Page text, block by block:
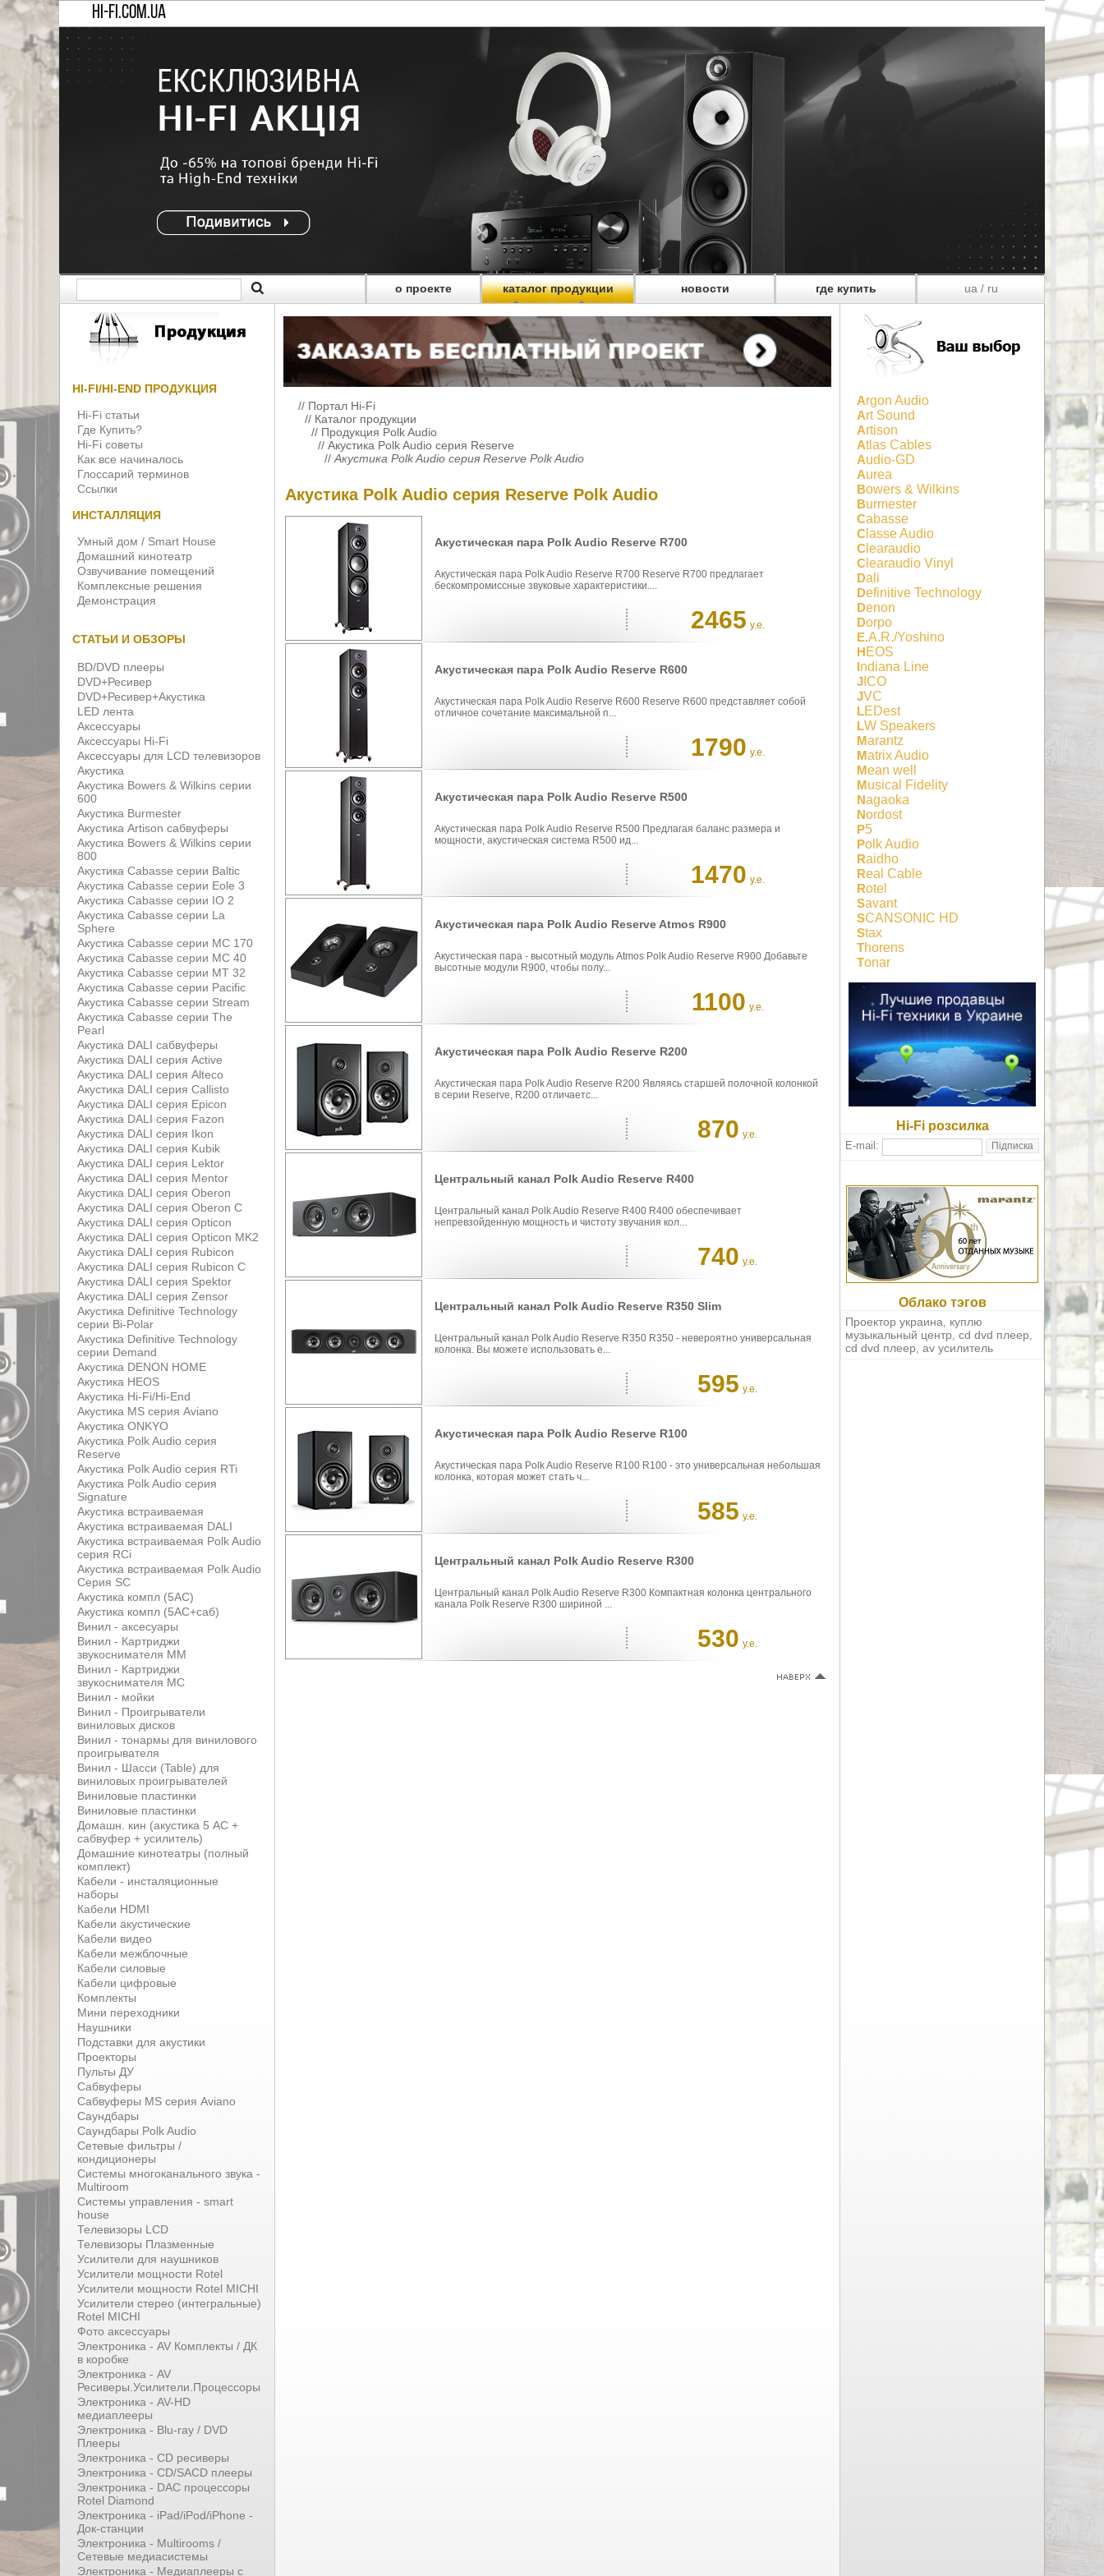
HI-FI.COM.UA
о проекте каталог продукции новости где купить ua/ ru
HI-FI/HI-END ПРОДУКЦИЯ
Hi-Fi статьи
Где Купить?
Hi-Fi советы
Как все начиналось
Глоссарий терминов
Ссылки
ИНСТАЛЛЯЦИЯ
Умный дом / Smart House
Домашний кинотеатр
Озвучивание помещений
Комплексные решения
Демонстрация
СТАТЬИ И ОБЗОРЫ
BD/DVD плееры
DVD+Ресивер
DVD+Ресивер+Акустика
LED лента
Аксессуары
Аксессуары Hi-Fi
Аксессуары для LCD телевизоров
Акустика
Акустика Bowers & Wilkins серии
600
Акустика Burmester
Акустика Artison сабвуферы
Акустика Bowers & Wilkins серии
800
Акустика Cabasse серии Baltic
Акустика Cabasse серии Eole 3
Акустика Cabasse серии IO 2
Акустика Cabasse серии La
Sphere
Акустика Cabasse серии MC 170
Акустика Cabasse серии MC 40
Акустика Cabasse серии MT 32
Акустика Cabasse серии Pacific
Акустика Cabasse серии Stream
Акустика Cabasse серии The
Pearl
Акустика DALI сабвуферы
Акустика DALI серия Active
Акустика DALI серия Alteco
Акустика DALI серия Callisto
Акустика DALI серия Epicon
Акустика DALI серия Fazon
Акустика DALI серия Ikon
Акустика DALI серия Kubik
Акустика DALI серия Lektor
Акустика DALI серия Mentor
Акустика DALI серия Oberon
Акустика DALI серия Oberon С
Акустика DALI серия Opticon
Акустика DALI серия Opticon MK2
Акустика DALI серия Rubicon
Акустика DALI серия Rubicon С
Акустика DALI серия Spektor
Акустика DALI серия Zensor
Акустика Definitive Technology
серии Bi-Polar
Акустика Definitive Technology
серии Demand
Акустика DENON HOME
Акустика HEOS
Акустика Hi-Fi/Hi-End
Акустика MS серия Aviano
Акустика ONKYO
Акустика Polk Audio серия
Reserve
Акустика Polk Audio серия RTi
Акустика Polk Audio серия
Signature
Акустика встраиваемая
Акустика встраиваемая DALI
Акустика встраиваемая Polk Audio
серия RCi
Акустика встраиваемая Polk Audio
Серия SC
Акустика компл (5АС)
Акустика компл (5АС+саб)
Винил - аксесуары
Винил - Картриджи
звукоснимателя MM
Винил - Картриджи
звукоснимателя MС
Винил - мойки
Винил - Проигрыватели
виниловых дисков
Винил - тонармы для винилового
проигрывателя
Винил - Шасси (Table) для
виниловых проигрывателей
Виниловые пластинки
Виниловые пластинки
Домашн. кин (акустика 5 АС +
сабвуфер + усилитель)
Домашние кинотеатры (полный
комплект)
Кабели - инсталяционные
наборы
Кабели HDMI
Кабели акустические
Кабели видео
Кабели межблочные
Кабели силовые
Кабели цифровые
Комплекты
Мини переходники
Наушники
Подставки для акустики
Проекторы
Пульты ДУ
Сабвуферы
Сабвуферы MS серия Aviano
Саундбары
Саундбары Polk Audio
Сетевые фильтры /
кондиционеры
Системы многоканального звука -
Multiroom
Системы управления - smart
house
Телевизоры LCD
Телевизоры Плазменные
Усилители для наушников
Усилители мощности Rotel
Усилители мощности Rotel MICHI
Усилители стерео (интегральные)
Rotel MICHI
Фото аксессуары
Электроника - AV Комплекты / ДК
в коробке
Электроника - AV
Ресиверы.Усилители.Процессоры
Электроника - AV-HD
медиаплееры
Электроника - Blu-ray / DVD
Плееры
Электроника - CD ресиверы
Электроника - CD/SACD плееры
Электроника - DAC процессоры
Rotel Diamond
Электроника - iPad/iPod/iPhone -
Док-станции
Электроника - Multirooms /
Сетевые медиасистемы
Электроника - Медиаплееры с
// Портал Hi-Fi
// Каталог продукции
// Продукция Polk Audio
// Акустика Polk Audio серия Reserve
// Акустика Polk Audio серия Reserve Polk Audio
Акустика Polk Audio серия Reserve Polk Audio
Акустическая пара Polk Audio Reserve R700
Акустическая пара Polk Audio Reserve R700 Reserve R700 предлагает
бескомпромиссные звуковые характеристики....
2465 у.е.
Акустическая пара Polk Audio Reserve R600
Акустическая пара Polk Audio Reserve R600 Reserve R600 представляет собой
отличное сочетание максимальной п...
1790 у.е.
Акустическая пара Polk Audio Reserve R500
Акустическая пара Polk Audio Reserve R500 Предлагая баланс размера и
мощности, акустическая система R500 ид...
1470 у.е.
Акустическая пара Polk Audio Reserve Atmos R900
Акустическая пара - высотный модуль Atmos Polk Audio Reserve R900 Добавьте
высотные модули R900, чтобы полу...
1100 у.е.
Акустическая пара Polk Audio Reserve R200
Акустическая пара Polk Audio Reserve R200 Являясь старшей полочной колонкой
в серии Reserve, R200 отличаетс...
870 у.е.
Центральный канал Polk Audio Reserve R400
Центральный канал Polk Audio Reserve R400 R400 обеспечивает
непревзойденную мощность и чистоту звучания кол...
740 у.е.
Центральный канал Polk Audio Reserve R350 Slim
Центральный канал Polk Audio Reserve R350 R350 - невероятно универсальная
колонка. Вы можете использовать е...
595 у.е.
Акустическая пара Polk Audio Reserve R100
Акустическая пара Polk Audio Reserve R100 R100 - это универсальная небольшая
колонка, которая может стать ч...
585 у.е.
Центральный канал Polk Audio Reserve R300
Центральный канал Polk Audio Reserve R300 Компактная колонка центрального
канала Polk Reserve R300 шириной ...
530 у.е.
Argon Audio
Art Sound
Artison
Atlas Cables
Audio-GD
Aurea
Bowers & Wilkins
Burmester
Cabasse
Classe Audio
Clearaudio
Clearaudio Vinyl
Dali
Definitive Technology
Denon
Dorpo
E.A.R./Yoshino
HEOS
Indiana Line
JICO
JVC
LEDest
LW Speakers
Marantz
Matrix Audio
Mean well
Musical Fidelity
Nagaoka
Nordost
P5
Polk Audio
Raidho
Real Cable
Rotel
Savant
SCANSONIC HD
Stax
Thorens
Tonar
Hi-Fi розсилка
E-mail:
Облако тэгов
Проектор украина, куплю
музыкальный центр, cd dvd плеер,
cd dvd плеер, av усилитель